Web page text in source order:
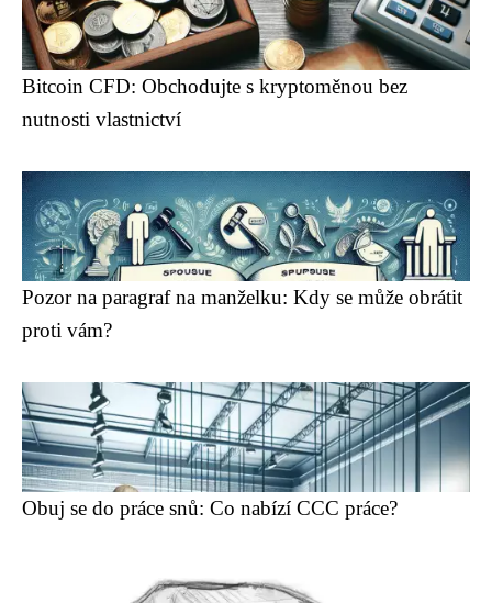
Bitcoin CFD: Obchodujte s kryptoměnou bez
nutnosti vlastnictví
Pozor na paragraf na manželku: Kdy se může obrátit
proti vám?
Obuj se do práce snů: Co nabízí CCC práce?